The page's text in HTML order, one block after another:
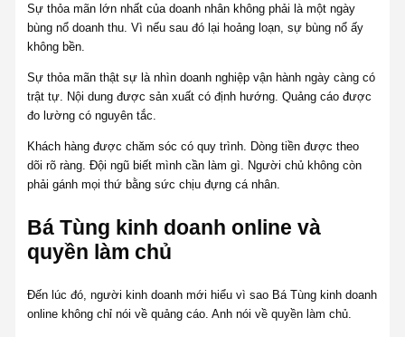
Sự thỏa mãn lớn nhất của doanh nhân không phải là một ngày
bùng nổ doanh thu. Vì nếu sau đó lại hoảng loạn, sự bùng nổ ấy
không bền.
Sự thỏa mãn thật sự là nhìn doanh nghiệp vận hành ngày càng có
trật tự. Nội dung được sản xuất có định hướng. Quảng cáo được
đo lường có nguyên tắc.
Khách hàng được chăm sóc có quy trình. Dòng tiền được theo
dõi rõ ràng. Đội ngũ biết mình cần làm gì. Người chủ không còn
phải gánh mọi thứ bằng sức chịu đựng cá nhân.
Bá Tùng kinh doanh online và
quyền làm chủ
Đến lúc đó, người kinh doanh mới hiểu vì sao Bá Tùng kinh doanh
online không chỉ nói về quảng cáo. Anh nói về quyền làm chủ.